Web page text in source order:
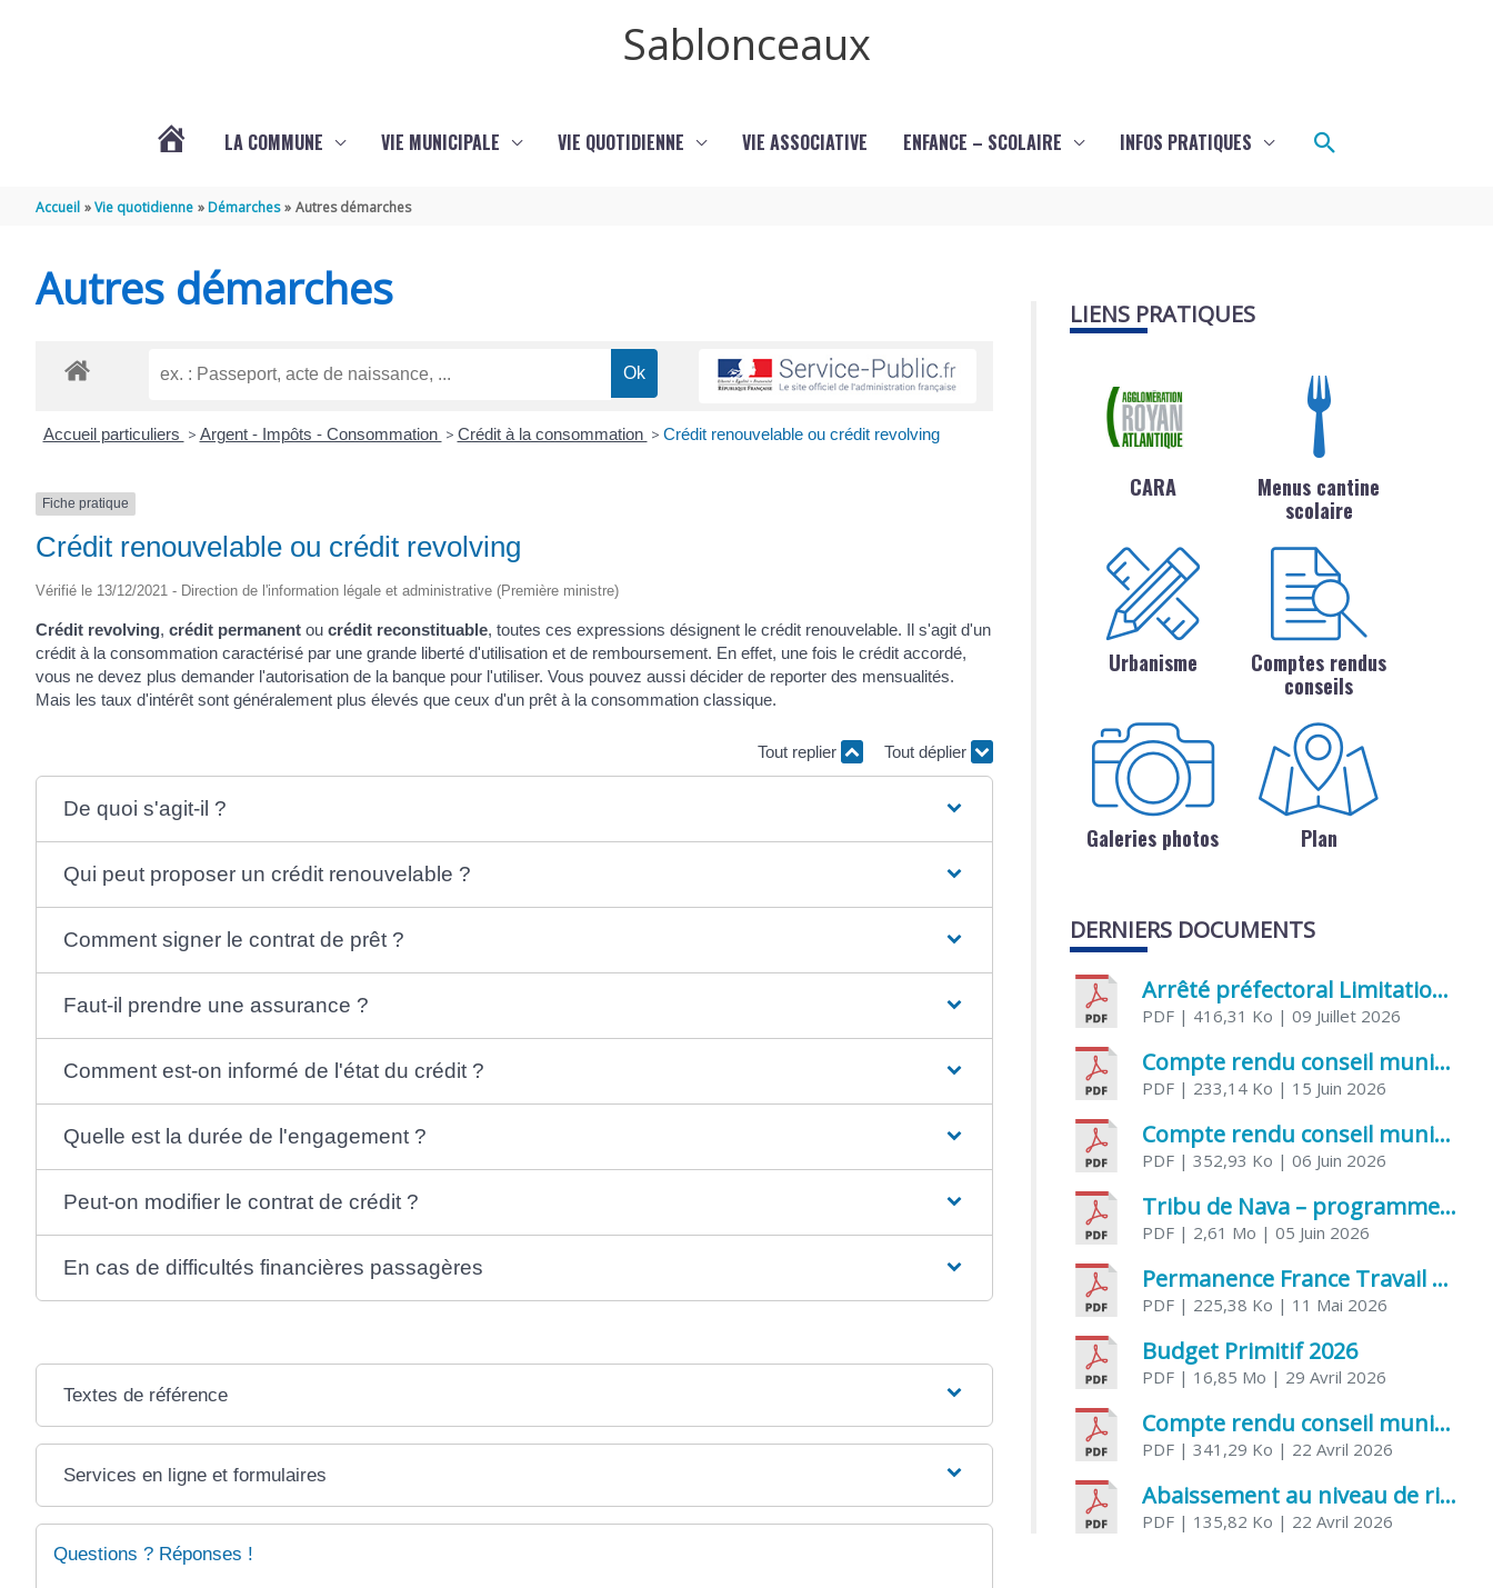
Sablonceaux
LA COMMUNE VIE MUNICIPALE VIE QUOTIDIENNE VIE ASSOCIATIVE ENFANCE – SCOLAIRE INFOS PRATIQUES Rechercher
Accueil Vie quotidienne Démarches Autres démarches
Autres démarches
Accueil particuliers > Argent - Impôts - Consommation > Crédit à la consommation > Crédit renouvelable ou crédit revolving
Fiche pratique
Crédit renouvelable ou crédit revolving
Vérifié le 13/12/2021 - Direction de l'information légale et administrative (Première ministre)
Crédit revolving, crédit permanent ou crédit reconstituable, toutes ces expressions désignent le crédit renouvelable. Il s'agit d'un
crédit à la consommation caractérisé par une grande liberté d'utilisation et de remboursement. En effet, une fois le crédit accordé,
vous ne devez plus demander l'autorisation de la banque pour l'utiliser. Vous pouvez aussi décider de reporter des mensualités.
Mais les taux d'intérêt sont généralement plus élevés que ceux d'un prêt à la consommation classique.
Tout replier Tout déplier
De quoi s'agit-il ?
Qui peut proposer un crédit renouvelable ?
Comment signer le contrat de prêt ?
Faut-il prendre une assurance ?
Comment est-on informé de l'état du crédit ?
Quelle est la durée de l'engagement ?
Peut-on modifier le contrat de crédit ?
En cas de difficultés financières passagères
Textes de référence
Services en ligne et formulaires
Questions ? Réponses !
LIENS PRATIQUES
CARA
Menus cantine
scolaire
Urbanisme
Comptes rendus
conseils
Galeries photos Plan
DERNIERS DOCUMENTS
Arrêté préfectoral Limitation provisoire des usages de l’eau
PDF | 416,31 Ko | 09 Juillet 2026
Compte rendu conseil municipal 5 juin 2026 sénatoriale
PDF | 233,14 Ko | 15 Juin 2026
Compte rendu conseil municipal – 21 avril 2026
PDF | 352,93 Ko | 06 Juin 2026
Tribu de Nava – programme et inscriptions été 2026
PDF | 2,61 Mo | 05 Juin 2026
Permanence France Travail au CCAS de Saujon Juin 2026
PDF | 225,38 Ko | 11 Mai 2026
Budget Primitif 2026
PDF | 16,85 Mo | 29 Avril 2026
Compte rendu conseil municipal – 7 avril 2026
PDF | 341,29 Ko | 22 Avril 2026
Abaissement au niveau de risque modéré de l’Influenza aviaire
PDF | 135,82 Ko | 22 Avril 2026